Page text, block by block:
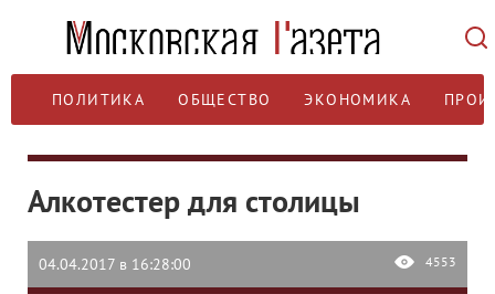
ПОЛИТИКА ОБЩЕСТВО ЭКОНОМИКА
Алкотестер для столицы
04.04.2017 в 16:28:00 4553